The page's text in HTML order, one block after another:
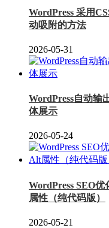
WordPress 采用
动吸附的方法
2026-05-31
WordPress自动输
体展示
2026-05-24
WordPress SEO
属性（纯代码版）
2026-05-21